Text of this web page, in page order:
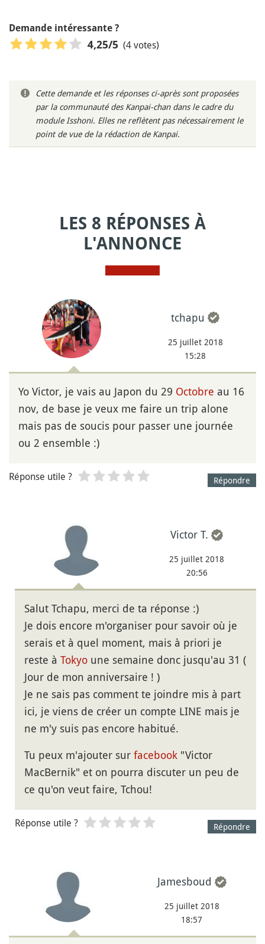
Demande intéressante ?
4,25/5 (4 votes)
Cette demande et les réponses ci-après sont proposées
par la communauté des Kanpai-chan dans le cadre du
module Isshoni. Elles ne reflètent pas nécessairement le
point de vue de la rédaction de Kanpai.
LES 8 RÉPONSES À
L'ANNONCE
tchapu
25 juillet 2018
15:28
Yo Victor, je vais au Japon du 29 Octobre au 16
nov, de base je veux me faire un trip alone
mais pas de soucis pour passer une journée
ou 2 ensemble :)
Répondre
Réponse utile ?
Victor T.
25 juillet 2018
20:56
Salut Tchapu, merci de ta réponse :)
Je dois encore m'organiser pour savoir où je
serais et à quel moment, mais à priori je
reste à Tokyo une semaine donc jusqu'au 31 (
Jour de mon anniversaire ! )
Je ne sais pas comment te joindre mis à part
ici, je viens de créer un compte LINE mais je
ne m'y suis pas encore habitué.
Tu peux m'ajouter sur facebook "Victor
MacBernik" et on pourra discuter un peu de
ce qu'on veut faire, Tchou!
Répondre
Réponse utile ?
Jamesboud
25 juillet 2018
18:57